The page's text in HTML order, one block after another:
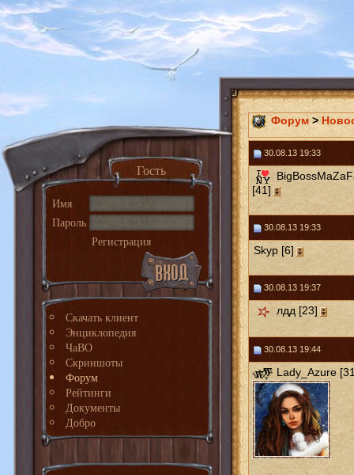
Гость
Имя
Пароль
Регистрация
Скачать клиент
Энциклопедия
ЧаВО
Скриншоты
Форум
Рейтинги
Документы
Добро
Форум >
30.08.13 19:33
[41]
30.08.13 19:33
Skyp [6]
30.08.13 19:37
лдд [23]
30.08.13 19:44
Lady_Azure